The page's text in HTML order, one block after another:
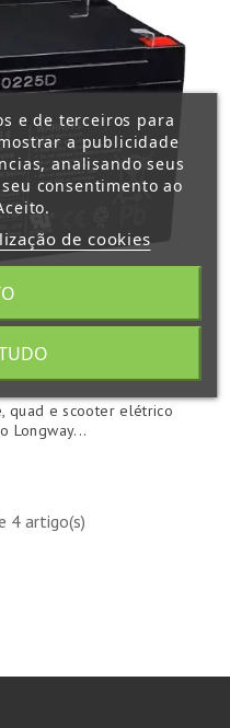
quad e scooter elétrico
Longway...
4 artigo(s)
e de terceiros para
a publicidade
analisando seus
consentimento ao
de cookies